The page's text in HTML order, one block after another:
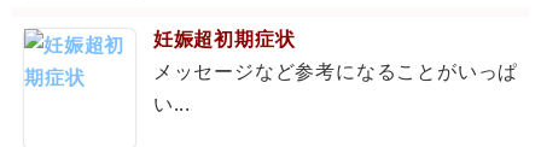
妊娠超初期症状
メッセージなど参考になることがいっぱ
い...